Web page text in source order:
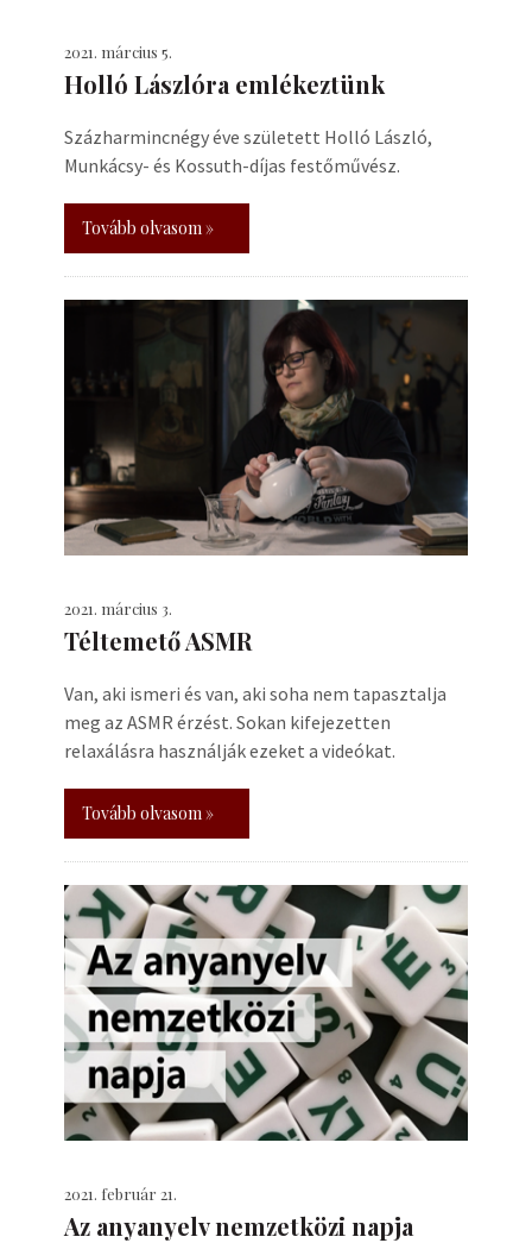
2021. március 5.
Holló Lászlóra emlékeztünk
Százharmincnégy éve született Holló László,
Munkácsy- és Kossuth-díjas festőművész.
Tovább olvasom »
2021. március 3.
Téltemető ASMR
Van, aki ismeri és van, aki soha nem tapasztalja
meg az ASMR érzést. Sokan kifejezetten
relaxálásra használják ezeket a videókat.
Tovább olvasom »
2021. február 21.
Az anyanyelv nemzetközi napja